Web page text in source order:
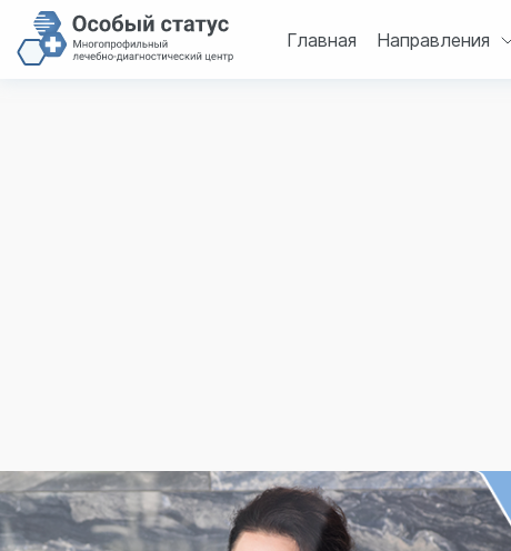
Главная Направления